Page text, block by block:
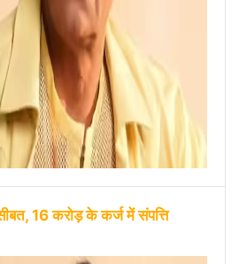
16 करोड़ के कर्ज में संपत्ति